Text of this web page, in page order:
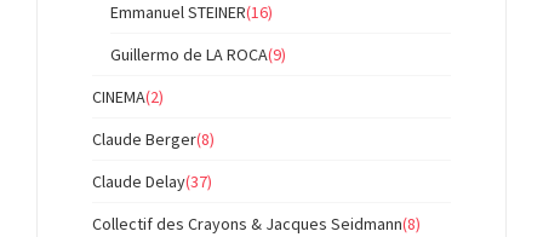
Emmanuel STEINER(16)
Guillermo de LA ROCA(9)
CINEMA(2)
Claude Berger(8)
Claude Delay(37)
Collectif des Crayons & Jacques Seidmann(8)